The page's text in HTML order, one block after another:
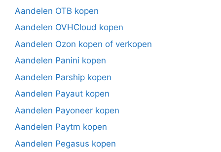
Aandelen OTB kopen
Aandelen OVHCloud kopen
Aandelen Ozon kopen of verkopen
Aandelen Panini kopen
Aandelen Parship kopen
Aandelen Payaut kopen
Aandelen Payoneer kopen
Aandelen Paytm kopen
Aandelen Pegasus kopen